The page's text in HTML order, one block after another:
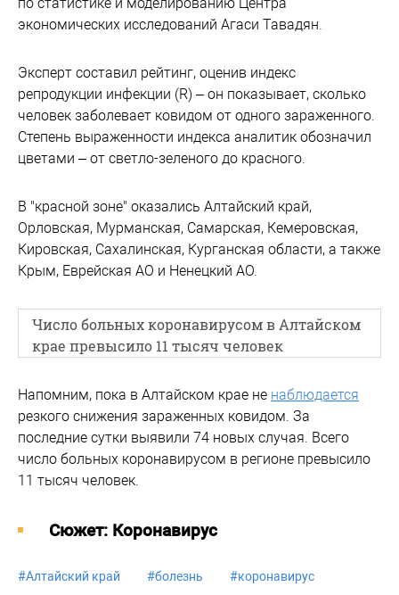
экономических исследований Агаси Тавадян.
Эксперт составил рейтинг, оценив индекс
репродукции инфекции (R) – он показывает, сколько
человек заболевает ковидом от одного зараженного.
Степень выраженности индекса аналитик обозначил
цветами – от светло-зеленого до красного.
В "красной зоне" оказались Алтайский край,
Орловская, Мурманская, Самарская, Кемеровская,
Кировская, Сахалинская, Курганская области, а также
Крым, Еврейская АО и Ненецкий АО.
Число больных коронавирусом в Алтайском
крае превысило 11 тысяч человек
Напомним, пока в Алтайском крае не наблюдается
резкого снижения зараженных ковидом. За
последние сутки выявили 74 новых случая. Всего
число больных коронавирусом в регионе превысило
11 тысяч человек.
Cюжет: Коронавирус
#Алтайский край #болезнь #коронавирус